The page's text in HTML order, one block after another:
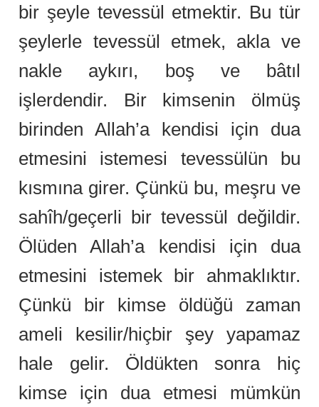
bir şeyle tevessül etmektir. Bu tür
şeylerle tevessül etmek, akla ve
nakle aykırı, boş ve bâtıl
işlerdendir. Bir kimsenin ölmüş
birinden Allah’a kendisi için dua
etmesini istemesi tevessülün bu
kısmına girer. Çünkü bu, meşru ve
sahîh/geçerli bir tevessül değildir.
Ölüden Allah’a kendisi için dua
etmesini istemek bir ahmaklıktır.
Çünkü bir kimse öldüğü zaman
ameli kesilir/hiçbir şey yapamaz
hale gelir. Öldükten sonra hiç
kimse için dua etmesi mümkün